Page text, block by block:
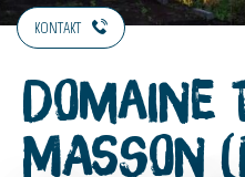
KONTAKT
Domaine
Masson